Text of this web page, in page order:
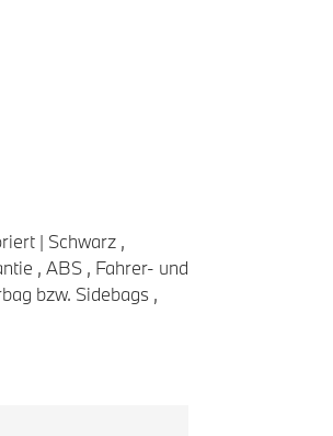
| Schwarz ,
, ABS , Fahrer- und
bzw. Sidebags ,